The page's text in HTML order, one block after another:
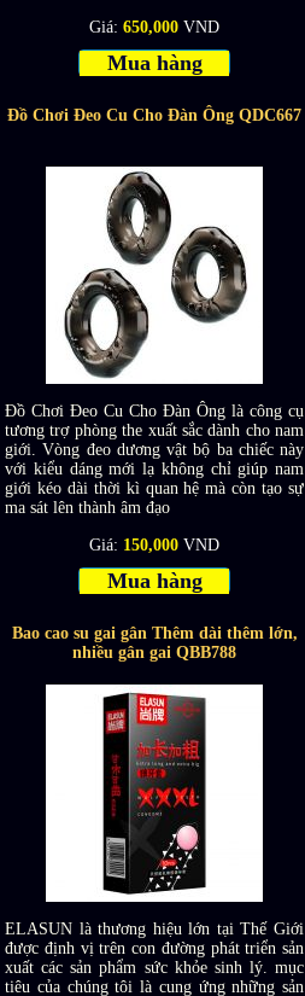
Giá: 650,000 VND
Mua hàng
Đồ Chơi Đeo Cu Cho Đàn Ông QDC667
Đồ Chơi Đeo Cu Cho Đàn Ông là công cụ
tương trợ phòng the xuất sắc dành cho nam
giới. Vòng đeo dương vật bộ ba chiếc này
với kiểu dáng mới lạ không chỉ giúp nam
giới kéo dài thời kì quan hệ mà còn tạo sự
ma sát lên thành âm đạo
Giá: 150,000 VND
Mua hàng
Bao cao su gai gân Thêm dài thêm lớn,
nhiều gân gai QBB788
ELASUN là thương hiệu lớn tại Thế Giới
được định vị trên con đường phát triển sản
xuất các sản phẩm sức khỏe sinh lý. mục
tiêu của chúng tôi là cung ứng những sản